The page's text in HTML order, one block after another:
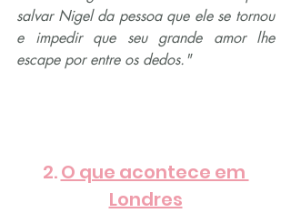
salvar Nigel da pessoa que ele se tornou
e impedir que seu grande amor lhe
escape por entre os dedos."
2. O que acontece em
Londres